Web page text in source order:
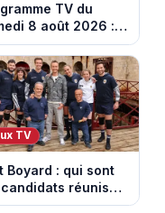
TV du
8 août 2026 :
sélection pour
soirée télé
TV
Boyard : qui sont
réunis
Cyril Féraud ce